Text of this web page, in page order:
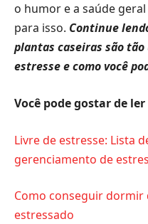
o humor e a saúde
para isso. Continue
plantas caseiras são
estresse e como você
Você pode gostar de
Livre de estresse: Lista
gerenciamento de
Como conseguir
estressado